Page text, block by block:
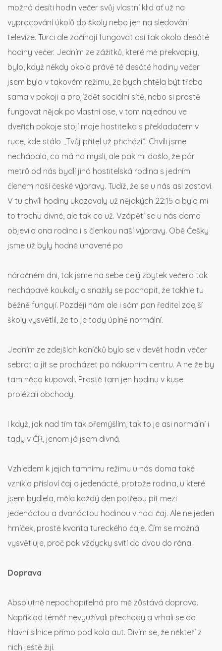
možná desíti hodin večer svůj vlastní klid ať už na
vypracování úkolů do školy nebo jen na sledování
televize. Turci ale začínají fungovat asi tak okolo desáté
hodiny večer. Jedním ze zážitků, které mě překvapily,
bylo, když někdy okolo právě té desáté hodiny večer
jsem byla v takovém režimu, že bych chtěla být třeba
sama v pokoji a projíždět sociální sítě, nebo si prostě
fungovat nějak po vlastní ose, v tom najednou ve
dveřích pokoje stojí moje hostitelka s překladačem v
ruce, kde stálo „Tvůj přítel už přichází“. Chvíli jsme
nechápala, co má na mysli, ale pak mi došlo, že pár
metrů od nás bydlí jiná hostitelská rodina s jedním
členem naší české výpravy. Tudíž, že se u nás asi zastaví.
V tu chvíli hodiny ukazovaly už nějakých 22:15 a bylo mi
to trochu divné, ale tak co už. Vzápětí se u nás doma
objevila ona rodina i s členkou naší výpravy. Obě Češky
jsme už byly hodně unavené po
náročném dni, tak jsme na sebe celý zbytek večera tak
nechápavě koukaly a snažily se pochopit, že takhle tu
běžně fungují. Později nám ale i sám pan ředitel zdejší
školy vysvětlil, že to je tady úplně normální.
Jedním ze zdejších koníčků bylo se v devět hodin večer
sebrat a jít se procházet po nákupním centru. A ne že by
tam něco kupovali. Prostě tam jen hodinu v kuse
prolézali obchody.
I když, jak nad tím tak přemýšlím, tak to je asi normální i
tady v ČR, jenom já jsem divná.
Vzhledem k jejich tamnímu režimu u nás doma také
vzniklo přísloví čaj o jedenácté, protože rodina, u které
jsem bydlela, měla každý den potřebu pít mezi
jedenáctou a dvanáctou hodinou v noci čaj. Ale ne jeden
hrníček, prostě kvanta tureckého čaje. Čím se možná
vysvětluje, proč pak vždycky svítí do dvou do rána.
Doprava
Absolutně nepochopitelná pro mě zůstává doprava.
Například téměř nevyužívali přechody a vrhali se do
hlavní silnice přímo pod kola aut. Divím se, že někteří z
nich ještě žijí.